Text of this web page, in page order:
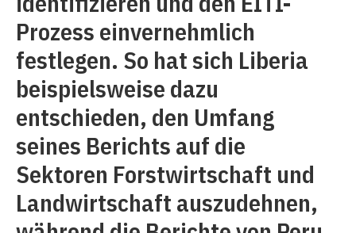
Prozess einvernehmlich
festlegen. So hat sich Liberia
beispielsweise dazu
entschieden, den Umfang
seines Berichts auf die
Sektoren Forstwirtschaft und
Landwirtschaft auszudehnen,